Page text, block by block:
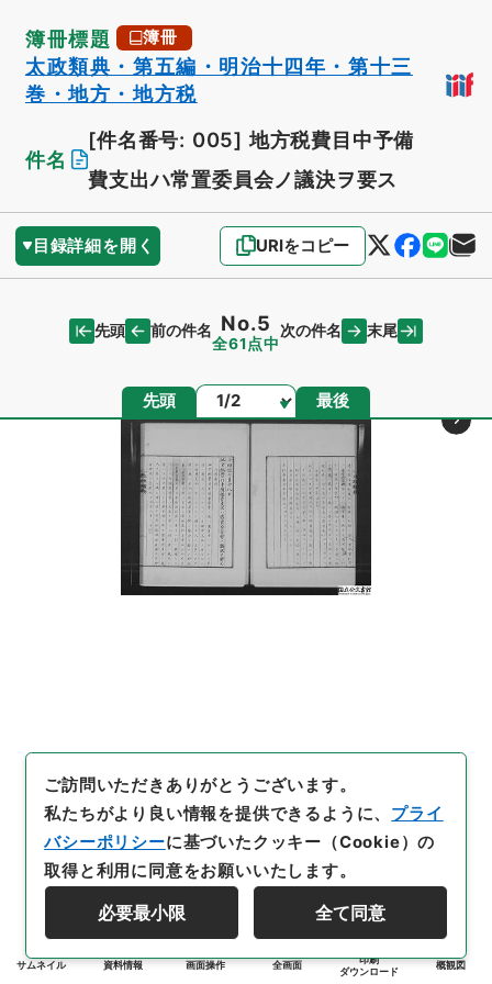
簿冊標題 簿冊
太政類典・第五編・明治十四年・第十三
巻・地方・地方税
件名
[件名番号: 005] 地方税費目中予備
費支出ハ常置委員会ノ議決ヲ要ス
目録詳細を開く URIをコピー
先頭 前の件名 No.5
全61点中
次の件名 末尾
先頭 ページ 最後
サムネイル 資料情報 画面操作 全画面
印刷
ダウンロード
概観図
ご訪問いただきありがとうございます。
私たちがより良い情報を提供できるように、 プライ
バシーポリシーに基づいたクッキー（Cookie）の
取得と利用に同意をお願いいたします。
必要最小限 全て同意